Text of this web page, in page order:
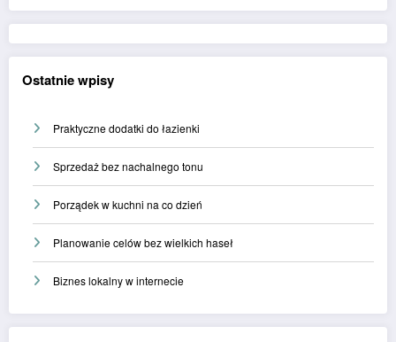
Ostatnie wpisy
Praktyczne dodatki do łazienki
Sprzedaż bez nachalnego tonu
Porządek w kuchni na co dzień
Planowanie celów bez wielkich haseł
Biznes lokalny w internecie